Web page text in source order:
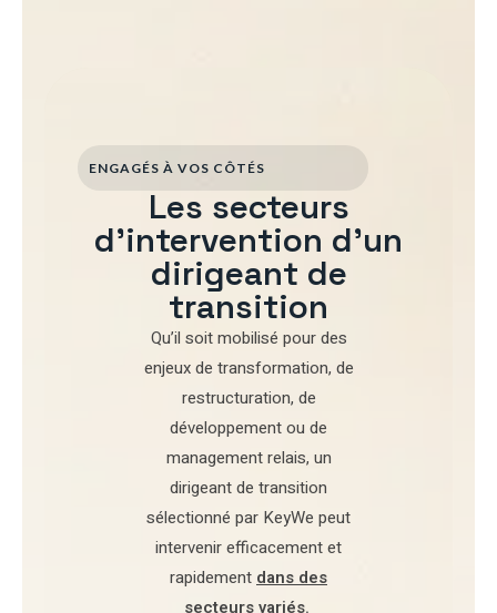
ENGAGÉS À VOS CÔTÉS
Les secteurs
d'intervention d'un
dirigeant de
transition
Qu’il soit mobilisé pourdes
enjeux de transformation, de
restructuration, de
développementou de
management relais, un
dirigeant de transition
sélectionné par KeyWe peut
intervenir efficacement et
rapidement dans des
secteurs variés.